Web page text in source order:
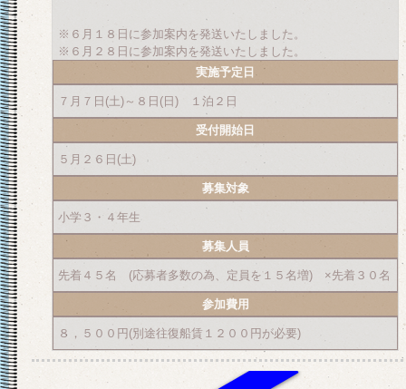
※６月１８日に参加案内を発送いたしました。
※６月２８日に参加案内を発送いたしました。
実施予定日
７月７日(土)～８日(日) １泊２日
受付開始日
５月２６日(土)
募集対象
小学３・４年生
募集人員
先着４５名 (応募者多数の為、定員を１５名増) ×先着３０名
参加費用
８，５００円(別途往復船賃１２００円が必要)